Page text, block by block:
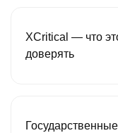
XCritical — что
доверять